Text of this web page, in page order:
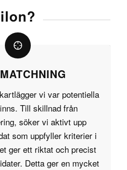
vi var potentiella
Till skillnad från
söker vi aktivt upp
som uppfyller kriterier i
ger ett riktat och precist
Detta ger en mycket